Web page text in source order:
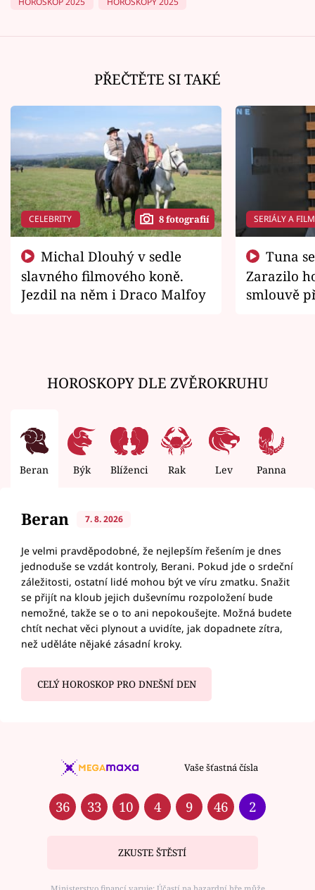
PŘEČTĚTE SI TAKÉ
CELEBRITY 8 fotografií
slavného filmového koně.
Jezdil na něm i Draco Malfoy
SERIÁLY A
Zarazilo
smlouvě
HOROSKOPY DLE ZVĚROKRUHU
Beran Býk Blíženci Rak Lev Panna
Beran 7. 8. 2026
Je velmi pravděpodobné, že nejlepším řešením je dnes
jednoduše se vzdát kontroly, Berani. Pokud jde o srdeční
záležitosti, ostatní lidé mohou být ve víru zmatku. Snažit
se přijít na kloub jejich duševnímu rozpoložení bude
nemožné, takže se o to ani nepokoušejte. Možná budete
chtít nechat věci plynout a uvidíte, jak dopadnete zítra,
než uděláte nějaké zásadní kroky.
CELÝ HOROSKOP PRO DNEŠNÍ DEN
Vaše šťastná čísla
36 33 10 4 9 46 2
ZKUSTE ŠTĚSTÍ